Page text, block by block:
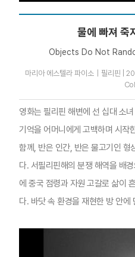
물에 빠져 죽
Objects Do Not
마리아 에스텔라 파이소｜필리핀 |
영화는 필리핀 해변에 선 십대 소
기억을 어머니에게 고백하며 시작
함께, 반은 인간, 반은 물고기인 형
다. 서필리핀해의 분쟁 해역을 배
에 중국 점령과 자원 고갈로 삶이
다. 바닷 속 환경을 재현한 방 안에